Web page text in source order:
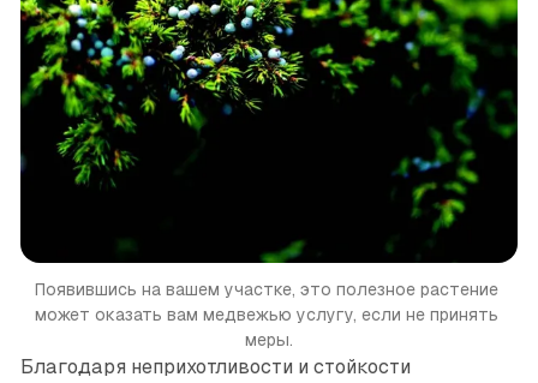
Появившись на вашем участке, это полезное растение
может оказать вам медвежью услугу, если не принять
меры.
Благодаря неприхотливости и стойкости